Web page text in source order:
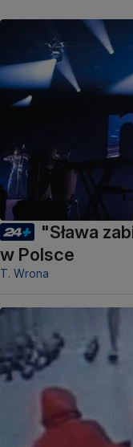
"Sława
w Polsce
T. Wrona